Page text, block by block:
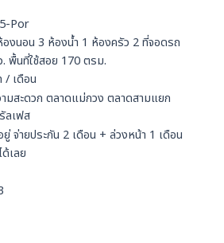
Por
งนอน 3 ห้องน้ำ 1 ห้องครัว 2 ที่จอดรถ
พื้นที่ใช้สอย 170 ตรม.
/ เดือน
มสะดวก ตลาดแม่กวง ตลาดสามแยก
ลเฟส
ยู่ จ่ายประกัน 2 เดือน + ล่วงหน้า 1 เดือน
เลย